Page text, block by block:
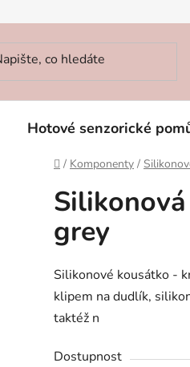
Hotové senzorické
Domů
/ Komponenty /
grey
Silikonové kousátko -
klipem na dudlík,
taktéž n
Dostupnost